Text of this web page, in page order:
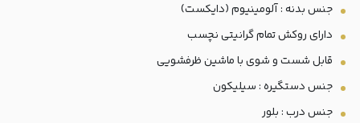
جنس بدنه : آلومینیوم (دایکست)
دارای روکش تمام گرانیتی نچسب
قابل شست و شوی با ماشین ظرفشویی
جنس دستگیره : سیلیکون
جنس درب : بلور